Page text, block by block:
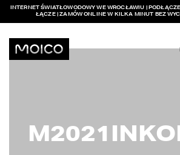
INTERNET ŚWIATŁOWODOWY WE WROCŁAWIU |
ŁĄCZE | ZAMÓW ONLINE W KILKA MINUT BEZ